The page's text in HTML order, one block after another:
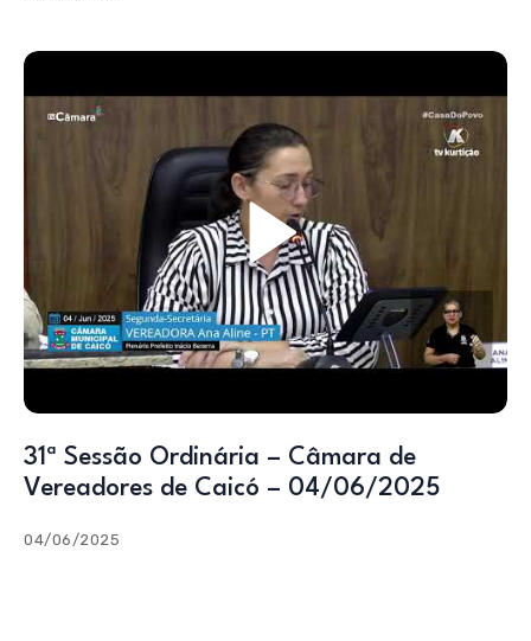
31ª Sessão Ordinária – Câmara de
Vereadores de Caicó – 04/06/2025
04/06/2025